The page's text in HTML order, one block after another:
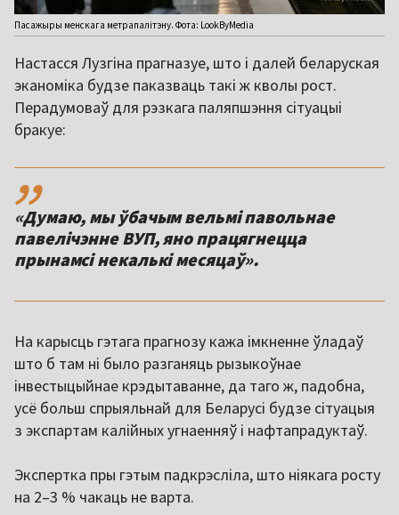
Пасажыры менскага метрапалітэну. Фота: LookByMedia
Настасся Лузгіна прагназуе, што і далей беларуская
эканоміка будзе паказваць такі ж кволы рост.
Перадумоваў для рэзкага паляпшэння сітуацыі
бракуе:
,,
«Думаю, мы ўбачым вельмі павольнае
павелічэнне ВУП, яно працягнецца
прынамсі некалькі месяцаў».
На карысць гэтага прагнозу кажа імкненне ўладаў
што б там ні было разганяць рызыкоўнае
інвестыцыйнае крэдытаванне, да таго ж, падобна,
усё больш спрыяльнай для Беларусі будзе сітуацыя
з экспартам калійных угнаенняў і нафтапрадуктаў.
Экспертка пры гэтым падкрэсліла, што ніякага росту
на 2–3 % чакаць не варта.